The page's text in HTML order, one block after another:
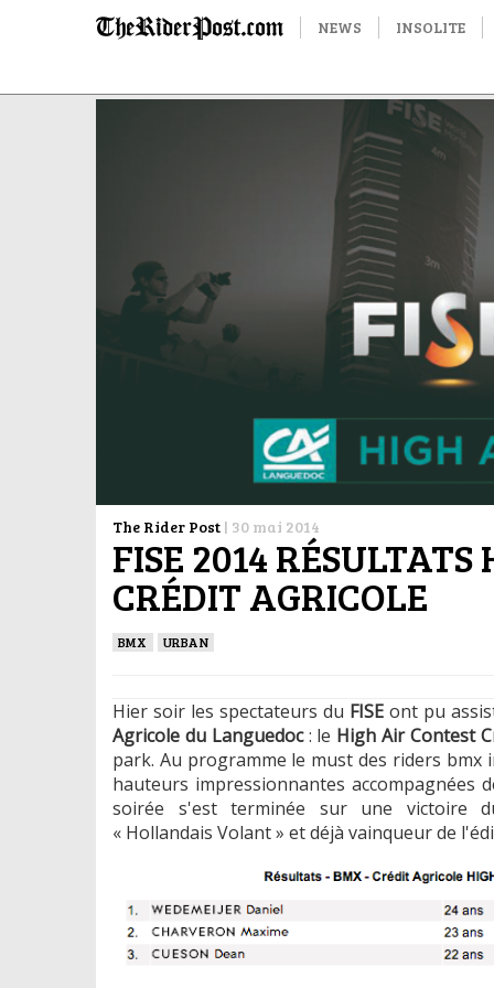
NEWS INSOLITE
The Rider Post | 30 mai 2014
FISE 2014
CRÉDIT AGRICOLE
BMX URBAN
Hier soir les spectateurs du FISE ont pu
Agricole du Languedoc: le High Air Contest
park. Au programme le must des riders
hauteurs impressionnantes
soirée s'est terminée sur une victoire
« Hollandais Volant » et déjà vainqueur de